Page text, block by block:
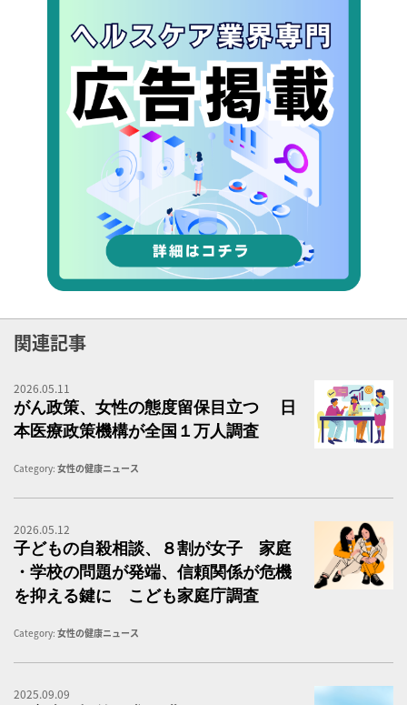
関連記事
2026.05.11
がん政策、女性の態度留保目立つ 日
本医療政策機構が全国１万人調査
Category: 女性の健康ニュース
2026.05.12
子どもの自殺相談、８割が女子 家庭
・学校の問題が発端、信頼関係が危機
を抑える鍵に こども家庭庁調査
Category: 女性の健康ニュース
2025.09.09